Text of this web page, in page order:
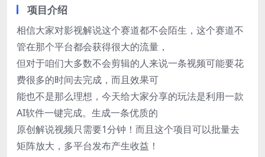
项目介绍
相信大家对影视解说这个赛道都不会陌生，这个赛道不
管在那个平台都会获得很大的流量，
但对于咱们大多数不会剪辑的人来说一条视频可能要花
费很多的时间去完成，而且效果可
能也不是那么理想，今天给大家分享的玩法是利用一款
AI软件一键完成。生成一条优质的
原创解说视频只需要1分钟！而且这个项目可以批量去
矩阵放大，多平台发布产生收益！